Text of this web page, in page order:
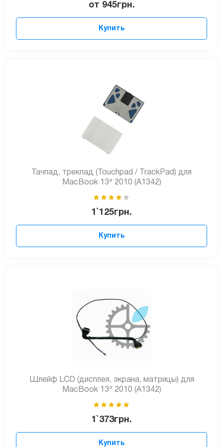
от 945грн.
Купить
Тачпад, трекпад (Touchpad / TrackPad) для
MacBook 13ᐥ 2010 (A1342)
1`125грн.
Купить
Шлейф LCD (дисплея, экрана, матрицы) для
MacBook 13ᐥ 2010 (A1342)
1`373грн.
Купить